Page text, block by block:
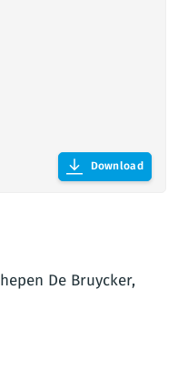
Download
De Bruycker,